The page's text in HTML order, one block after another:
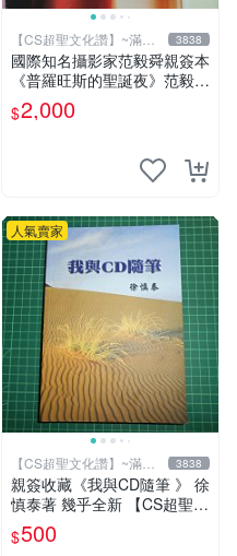
【CS超聖文化讚】~滿千
元送運
3838
國際知名攝影家范毅舜親簽本
《普羅旺斯的聖誕夜》范毅舜
著 積木文化 2016年初版一刷
【CS超聖文化讚】
$2,000
人氣賣家
【CS超聖文化讚】~滿千
元送運
3838
親簽收藏《我與CD隨筆 》 徐
慎泰著 幾乎全新 【CS超聖文
化2讚】
$500